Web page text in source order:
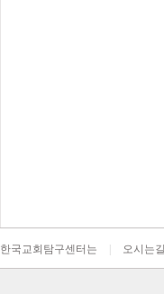
한국교회탐구센터는 오시는길